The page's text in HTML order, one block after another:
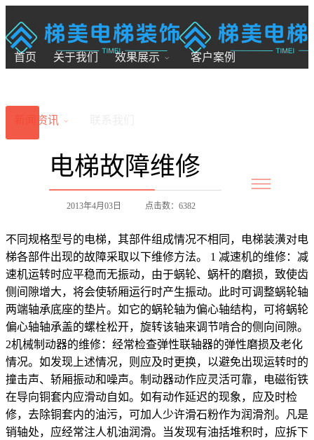
首页 关于我们 效果展示 客户案例
新闻资讯
电梯故障维修
2013年4月03日 点击数：6382
不同规格型号的电梯，其部件组成情况不相同，电梯装潢对电
梯各部件出现的故障采取以下维修方法。 1 减速机的维修：减
速机运转时应平稳而无振动，由于蜗轮、蜗杆的磨损，致使齿
侧间隙增大，将会使轿厢运行时产生振动。此时可调整蜗轮轴
两端轴承底座的垫片。如它的蜗轮轴为偏心轴结构，可将蜗轮
偏心轴轴承盖的螺栓松开，旋转该轴来调节啃合的侧向间隙。
2机械制动器的维修：经常检查弹性联轴器的弹性磨损及老化
情况。如发现上述情况，则应及时更换，以避免出现运转时的
撞击声、轿厢振动和噪声。制动器动作应灵活可靠，电磁衔铁
在导向铜套内应滑动自如。如有动作延迟的现象，应及时检
修，去除铜套内的油污，可加人少许滑石粉作为润滑剂。凡是
销轴处，应经常注人机油润滑。当发现有油括堆积时，应拆下